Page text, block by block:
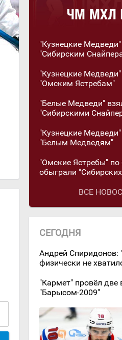
"Кузнецкие
"Сибирским
"Кузнецкие Медведи"
"Омским Ястребам"
"Белые Медведи"
"Сибирскими
"Кузнецкие
"Белым Медведям"
"Омские Ястребы" по
обыграли
ВСЕ
СЕГОДНЯ
Андрей Спиридонов:
физически не
"Кармет" провёл две
"Барысом-2009"